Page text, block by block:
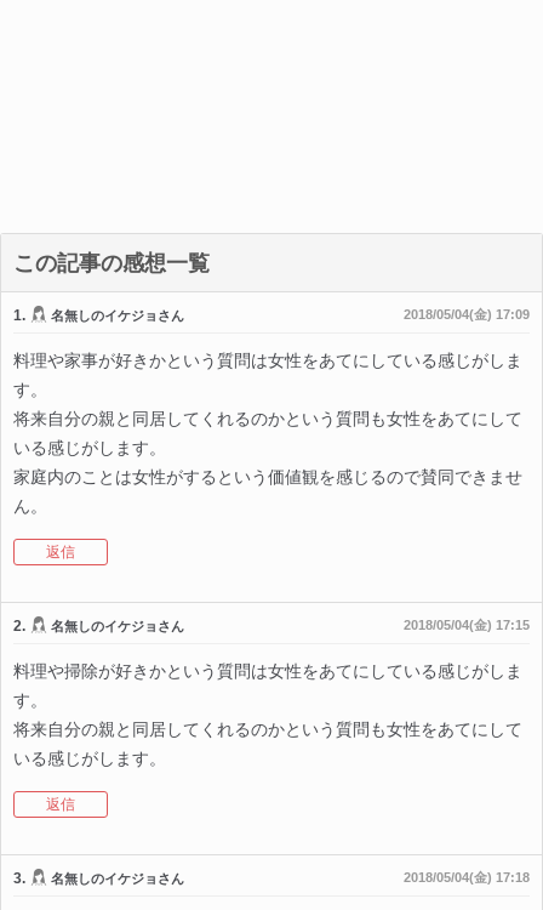
この記事の感想一覧
1. 名無しのイケジョさん 2018/05/04(金) 17:09
料理や家事が好きかという質問は女性をあてにしている感じがしま
す。
将来自分の親と同居してくれるのかという質問も女性をあてにして
いる感じがします。
家庭内のことは女性がするという価値観を感じるので賛同できませ
ん。
返信
2. 名無しのイケジョさん 2018/05/04(金) 17:15
料理や掃除が好きかという質問は女性をあてにしている感じがしま
す。
将来自分の親と同居してくれるのかという質問も女性をあてにして
いる感じがします。
返信
3. 名無しのイケジョさん 2018/05/04(金) 17:18